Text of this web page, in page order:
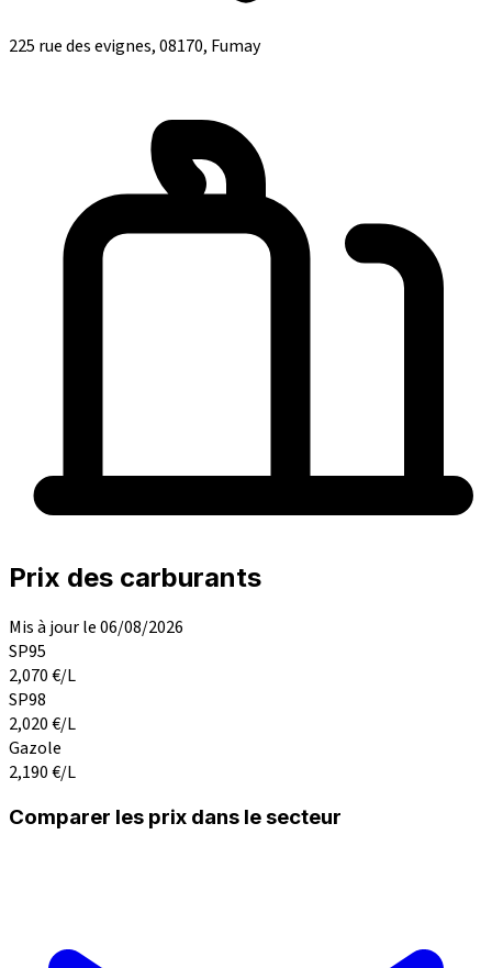
225 rue des evignes, 08170, Fumay
Prix des carburants
Mis à jour le 06/08/2026
SP95
2,070€/L
SP98
2,020€/L
Gazole
2,190€/L
Comparer les prix dans le secteur